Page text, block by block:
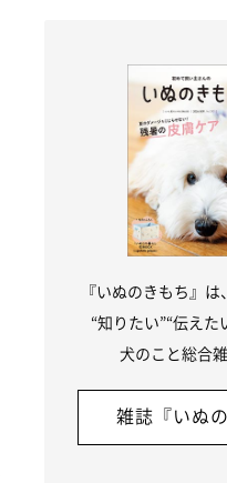
『いぬのきもち』
“知りたい”“伝えた
犬のこと総合雑
雑誌『いぬ